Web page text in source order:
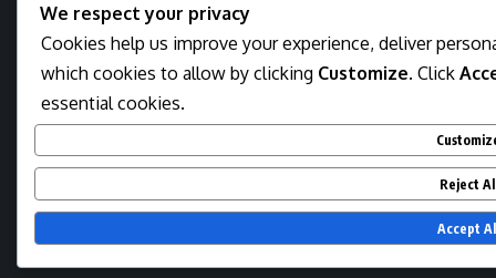
We respect your privacy
Cookies help us improve your experience, deliver
which cookies to allow by clicking Customize. Click
essential cookies.
Reject
Accept